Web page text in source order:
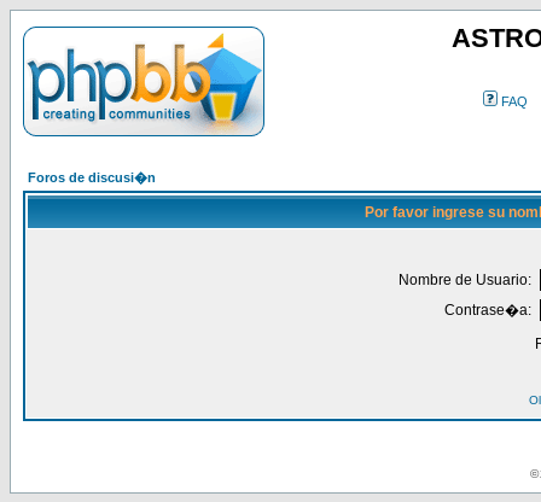
FAQ
Foros de discusi�n
Por favor ingrese su
Nombre de Usuario:
Contrase�a:
©